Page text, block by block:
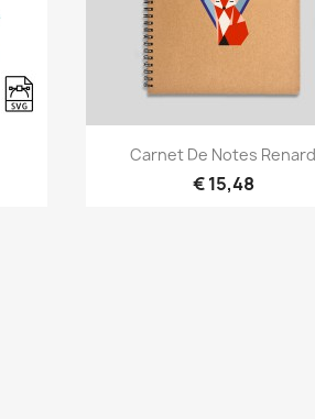
Snel bekijken
Carnet De Notes Renard
€ 15,48